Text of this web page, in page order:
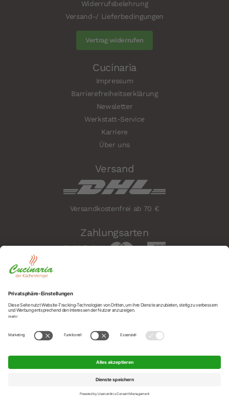
Widerrufsbelehrung
Versand-/ Lieferbedingungen
Vertrag widerrufen
Cucinaria
Impressum
Barrierefreiheitserklärung
Newsletter
Werkstatt-Service
Karriere
Über uns
Versand
Versandkostenfrei ab 70 €
Zahlungsarten
Sicherheit
Social